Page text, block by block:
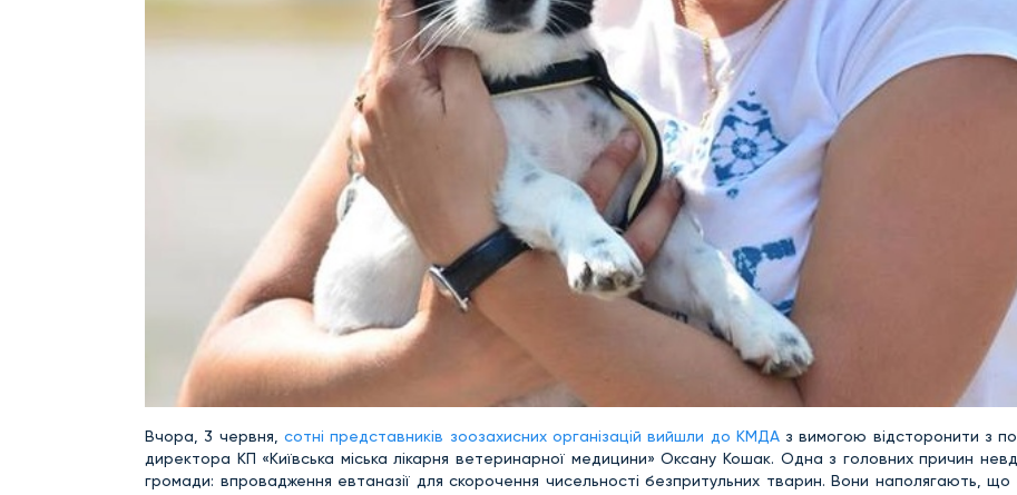
Вчора, 3 червня, сотні представників зоозахисних організацій вийшли до КМДАз вимогою відсторонити з
директора КП «Київська міська лікарня ветеринарної медицини» Оксану Кошак. Одна з головних причин
громади: впровадження евтаназії для скорочення чисельності безпритульних тварин. Вони наполягають, що